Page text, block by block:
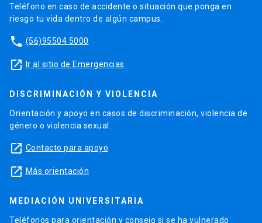
Teléfono en caso de accidente o situación que ponga en
riesgo tu vida dentro de algún campus.
phone (56)95504 5000
launch Ir al sitio de Emergencias
DISCRIMINACIÓN Y VIOLENCIA
Orientación y apoyo en casos de discriminación, violencia de
género o violencia sexual.
launch Contacto para apoyo
launch Más orientación
MEDIACIÓN UNIVERSITARIA
Teléfonos para orientación y consejo si se ha vulnerado